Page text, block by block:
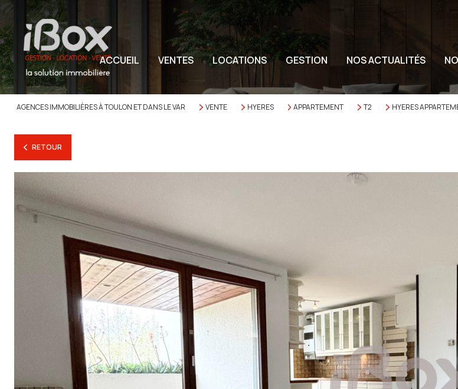
ACCUEIL VENTES LOCATIONS GESTION NOS ACTUALITÉS
AGENCES IMMOBILIÈRES À TOULON ET DANS LE VAR VENTE HYERES APPARTEMENT T2 HYERES
RETOUR